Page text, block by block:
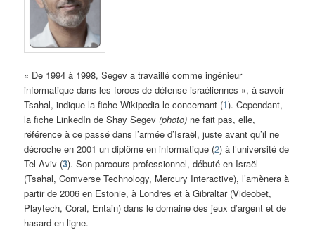
« De 1994 à 1998, Segev a travaillé comme ingénieur
informatique dans les forces de défense israéliennes », à savoir
Tsahal, indique la fiche Wikipedia le concernant (1). Cependant,
la fiche LinkedIn de Shay Segev(photo) ne fait pas, elle,
référence à ce passé dans l’armée d’Israël, juste avant qu’il ne
décroche en 2001 un diplôme en informatique (2) à l’université de
Tel Aviv (3). Son parcours professionnel, débuté en Israël
(Tsahal, Comverse Technology, Mercury Interactive), l’amènera à
partir de 2006 en Estonie, à Londres et à Gibraltar (Videobet,
Playtech, Coral, Entain) dans le domaine des jeux d’argent et de
hasard en ligne.